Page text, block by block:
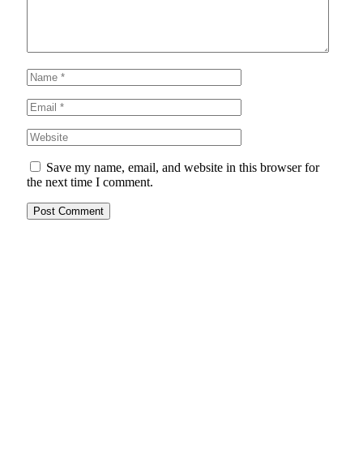
Save my name, email, and website in this browser for
the next time I comment.